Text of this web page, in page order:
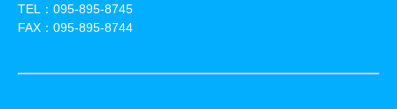
TEL： 095-895-8745
FAX：095-895-8744